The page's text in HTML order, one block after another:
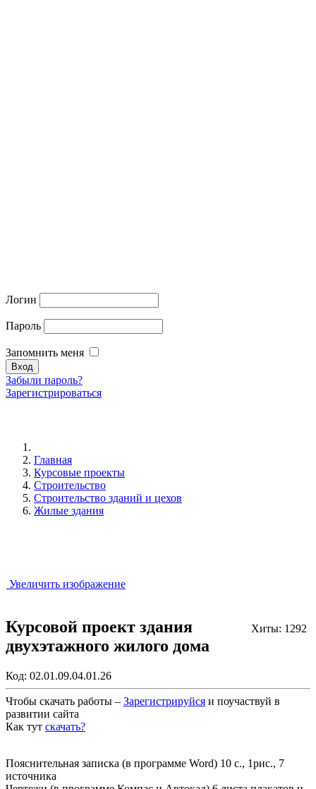
Логин
Пароль
Запомнить меня
Забыли пароль?
Зарегистрироваться
Главная
Курсовые проекты
Строительство
Строительство зданий и цехов
Жилые здания
Увеличить изображение
Хиты: 1292
Курсовой проект здания
двухэтажного жилого дома
Код: 02.01.09.04.01.26
Чтобы скачать работы – Зарегистрируйся и поучаствуй в
развитии сайта
Как тут скачать?
Пояснительная записка (в программе Word) 10 с., 1рис., 7
источника